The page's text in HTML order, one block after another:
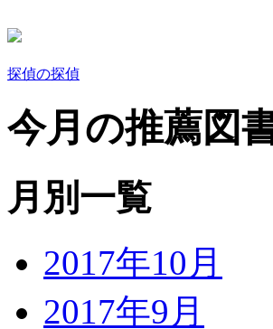
探偵の探偵
今月の推薦図
月別一覧
2017年10月
2017年9月